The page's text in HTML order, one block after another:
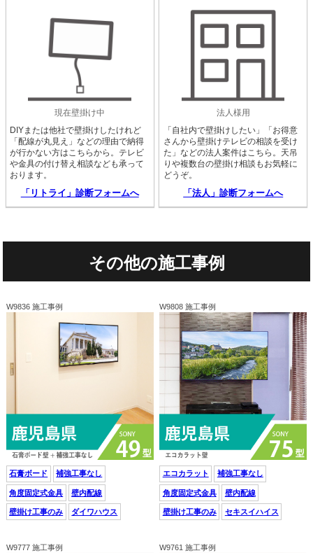
現在壁掛け中
DIYまたは他社で壁掛けしたけれど
「配線が丸見え」などの理由で納得
が行かない方はこちらから。テレビ
や金具の付け替え相談なども承って
おります。
「リトライ」診断フォームへ
法人様用
「自社内で壁掛けしたい」「お得意
さんから壁掛けテレビの相談を受け
た」などの法人案件はこちら。天吊
りや複数台の壁掛け相談もお気軽に
どうぞ。
「法人」診断フォームへ
その他の施工事例
W9836 施工事例
石膏ボード 補強工事なし
角度固定式金具 壁内配線
壁掛け工事のみ ダイワハウス
W9808 施工事例
エコカラット 補強工事なし
角度固定式金具 壁内配線
壁掛け工事のみ セキスイハイス
W9777 施工事例 W9761 施工事例